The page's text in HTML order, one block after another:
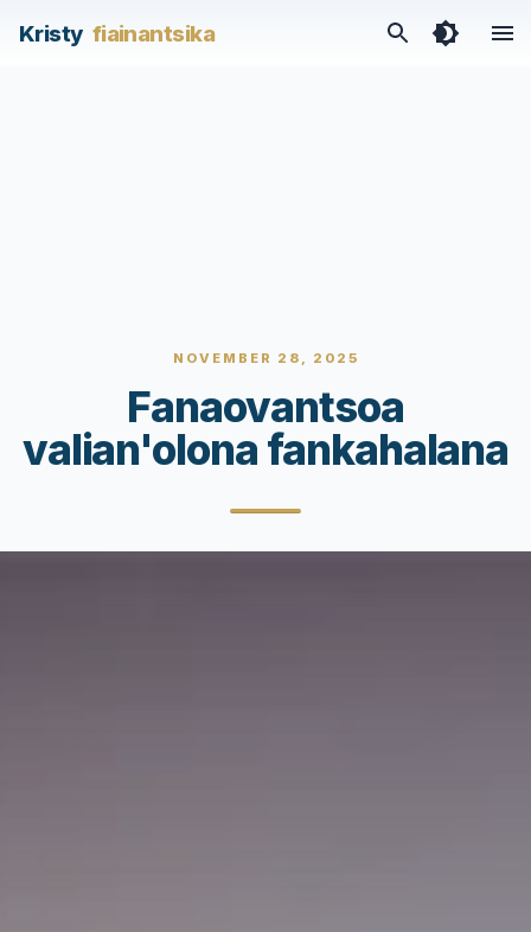
Kristy fiainantsika
NOVEMBER 28, 2025
Fanaovantsoa
valian'olona fankahalana